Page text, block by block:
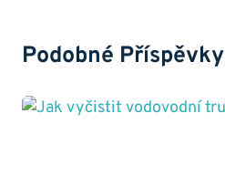
Podobné Příspěvky